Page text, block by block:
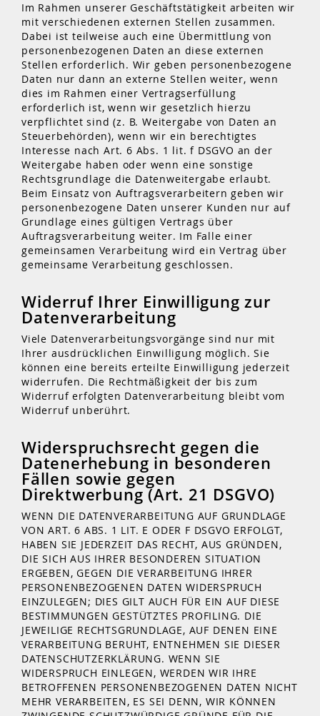
Im Rahmen unserer Geschäftstätigkeit arbeiten wir
mit verschiedenen externen Stellen zusammen.
Dabei ist teilweise auch eine Übermittlung von
personenbezogenen Daten an diese externen
Stellen erforderlich. Wir geben personenbezogene
Daten nur dann an externe Stellen weiter, wenn
dies im Rahmen einer Vertragserfüllung
erforderlich ist, wenn wir gesetzlich hierzu
verpflichtet sind (z. B. Weitergabe von Daten an
Steuerbehörden), wenn wir ein berechtigtes
Interesse nach Art. 6 Abs. 1 lit. f DSGVO an der
Weitergabe haben oder wenn eine sonstige
Rechtsgrundlage die Datenweitergabe erlaubt.
Beim Einsatz von Auftragsverarbeitern geben wir
personenbezogene Daten unserer Kunden nur auf
Grundlage eines gültigen Vertrags über
Auftragsverarbeitung weiter. Im Falle einer
gemeinsamen Verarbeitung wird ein Vertrag über
gemeinsame Verarbeitung geschlossen.
Widerruf Ihrer Einwilligung zur
Datenverarbeitung
Viele Datenverarbeitungsvorgänge sind nur mit
Ihrer ausdrücklichen Einwilligung möglich. Sie
können eine bereits erteilte Einwilligung jederzeit
widerrufen. Die Rechtmäßigkeit der bis zum
Widerruf erfolgten Datenverarbeitung bleibt vom
Widerruf unberührt.
Widerspruchsrecht gegen die
Datenerhebung in besonderen
Fällen sowie gegen
Direktwerbung (Art. 21 DSGVO)
WENN DIE DATENVERARBEITUNG AUF GRUNDLAGE
VON ART. 6 ABS. 1 LIT. E ODER F DSGVO ERFOLGT,
HABEN SIE JEDERZEIT DAS RECHT, AUS GRÜNDEN,
DIE SICH AUS IHRER BESONDEREN SITUATION
ERGEBEN, GEGEN DIE VERARBEITUNG IHRER
PERSONENBEZOGENEN DATEN WIDERSPRUCH
EINZULEGEN; DIES GILT AUCH FÜR EIN AUF DIESE
BESTIMMUNGEN GESTÜTZTES PROFILING. DIE
JEWEILIGE RECHTSGRUNDLAGE, AUF DENEN EINE
VERARBEITUNG BERUHT, ENTNEHMEN SIE DIESER
DATENSCHUTZERKLÄRUNG. WENN SIE
WIDERSPRUCH EINLEGEN, WERDEN WIR IHRE
BETROFFENEN PERSONENBEZOGENEN DATEN NICHT
MEHR VERARBEITEN, ES SEI DENN, WIR KÖNNEN